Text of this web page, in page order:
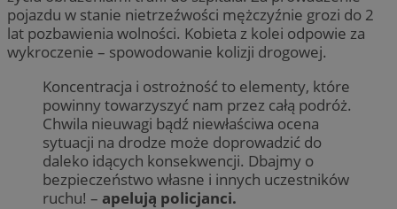
pojazdu w stanie nietrzeźwości mężczyźnie grozi do 2
lat pozbawienia wolności. Kobieta z kolei odpowie za
wykroczenie – spowodowanie kolizji drogowej.
Koncentracja i ostrożność to elementy, które
powinny towarzyszyć nam przez całą podróż.
Chwila nieuwagi bądź niewłaściwa ocena
sytuacji na drodze może doprowadzić do
daleko idących konsekwencji. Dbajmy o
bezpieczeństwo własne i innych uczestników
ruchu! – apelują policjanci.